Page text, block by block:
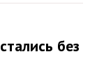
без